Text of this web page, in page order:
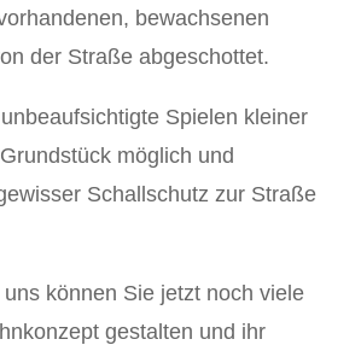
bewachsenen
der Straße abgeschottet.
Spielen kleiner
möglich und
Schallschutz zur Straße
können Sie jetzt noch viele
gestalten und ihr